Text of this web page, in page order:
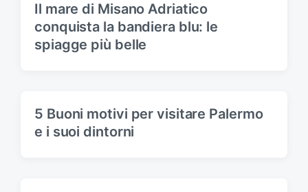
:Il mare di Misano Adriatico
conquista la bandiera blu: le
spiagge più belle
5 Buoni motivi per visitare Palermo
e i suoi dintorni